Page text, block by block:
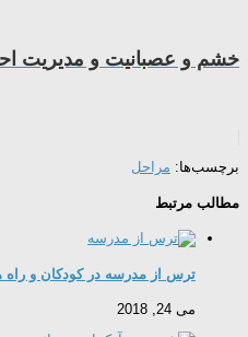
خشم و عصبانیت و مدیریت
برچسب‌ها: مراحل
مطالب مرتبط
ترس از مدرسه در کودکان و
می 24, 2018